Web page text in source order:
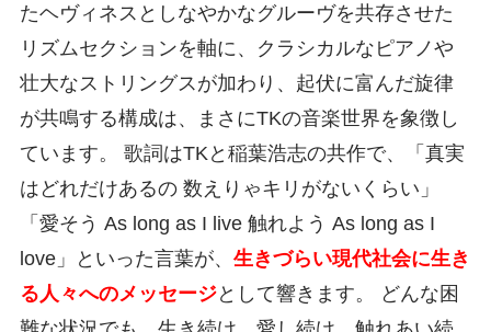
たヘヴィネスとしなやかなグルーヴを共存させた
リズムセクションを軸に、クラシカルなピアノや
壮大なストリングスが加わり、起伏に富んだ旋律
が共鳴する構成は、まさにTKの音楽世界を象徴し
ています。 歌詞はTKと稲葉浩志の共作で、「真実
はどれだけあるの 数えりゃキリがないくらい」
「愛そう As long as I live 触れよう As long as I
love」といった言葉が、 生きづらい現代社会に生き
る人々へのメッセージとして響きます。 どんな困